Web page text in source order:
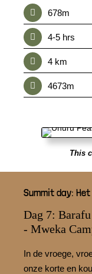
678m
4-5 hrs
4 km
4673m
This
Summit day:
Dag 7:
- Mweka
In de vroege,
onze korte en